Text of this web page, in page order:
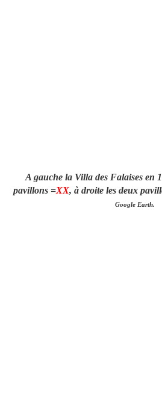
A gauche la Villa des Falaises en
pavillons =XX, à droite les deux
Google Earth.